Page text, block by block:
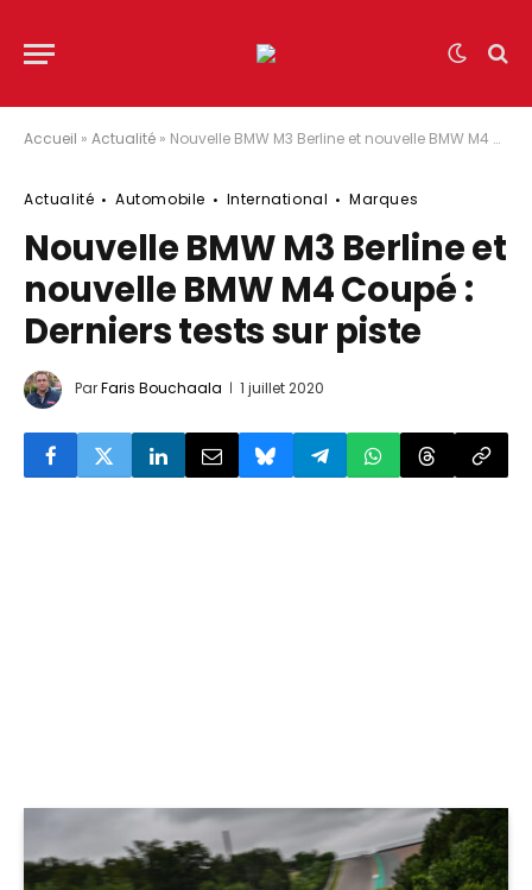
Accueil » Actualité » Nouvelle BMW M3 Berline et nouvelle BMW M4 Coupé : Derniers tests sur piste
Actualité Automobile International Marques
Nouvelle BMW M3 Berline et
nouvelle BMW M4 Coupé :
Derniers tests sur piste
ParFaris Bouchaala 1 juillet 2020